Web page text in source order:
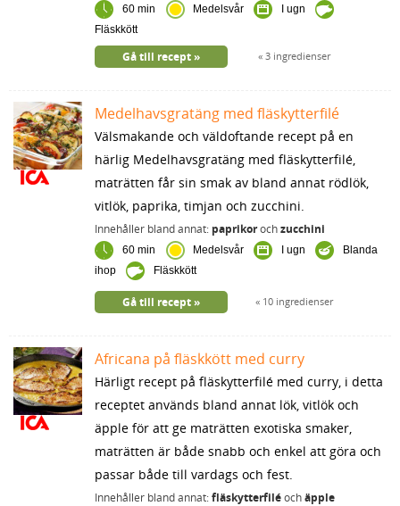
60 min Medelsvår
I ugn
Fläskkött
3 ingredienser
Gå till recept
Medelhavsgratäng med fläskytterfilé
Välsmakande och väldoftande recept på en
härlig Medelhavsgratäng med fläskytterfilé,
maträtten får sin smak av bland annat rödlök,
vitlök, paprika, timjan och zucchini.
Innehåller bland annat: paprikorochzucchini
60 min Medelsvår I ugn
Blanda
ihop
Fläskkött
10 ingredienser
Gå till recept
Africana på fläskkött med curry
Härligt recept på fläskytterfilé med curry, i detta
receptet används bland annat lök, vitlök och
äpple för att ge maträtten exotiska smaker,
maträtten är både snabb och enkel att göra och
passar både till vardags och fest.
Innehåller bland annat:fläskytterfiléochäpple